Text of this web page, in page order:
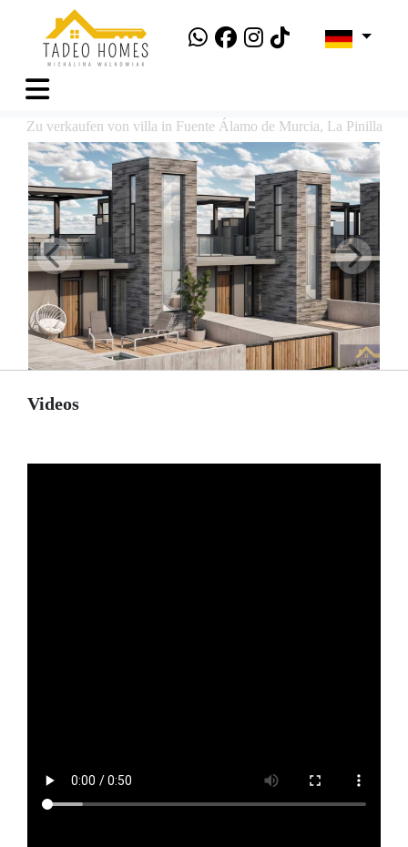
Zu verkaufen von villa in Fuente Álamo de Murcia, La Pinilla
Videos